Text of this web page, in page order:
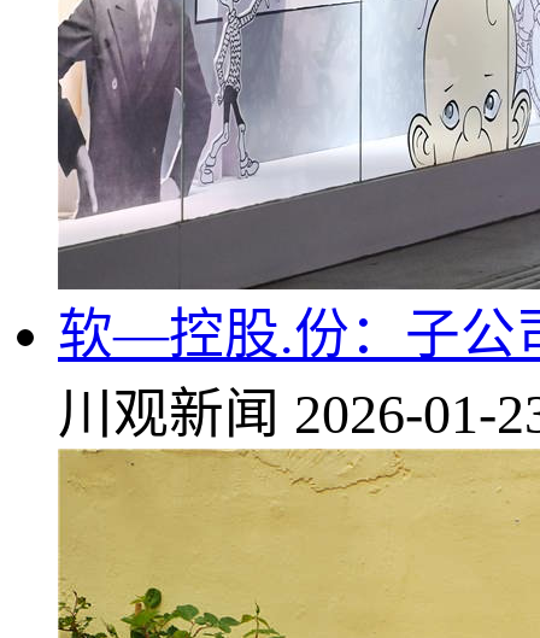
软—控股.份：子公
川观新闻 2026-01-